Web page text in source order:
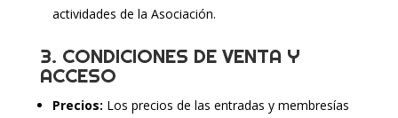
actividades de la Asociación.
3. CONDICIONES DE VENTA Y
ACCESO
Precios: Los precios de las entradas y membresías